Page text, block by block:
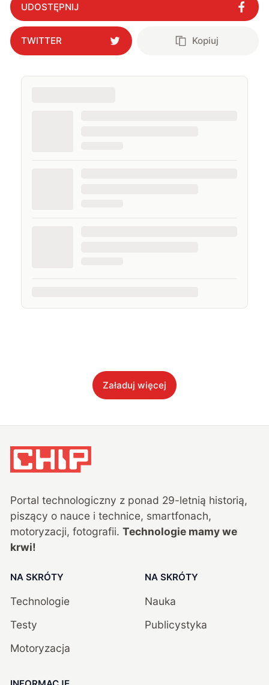
UDOSTĘPNIJ
TWITTER Kopiuj
Załaduj więcej
Portal technologiczny z ponad 29-letnią historią,
piszący o nauce i technice, smartfonach,
motoryzacji, fotografii. Technologie mamy we
krwi!
NA SKRÓTY
Technologie
Testy
Motoryzacja
NA SKRÓTY
Nauka
Publicystyka